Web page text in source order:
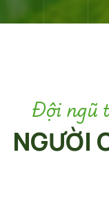
Đội ngũ
NGƯỜI